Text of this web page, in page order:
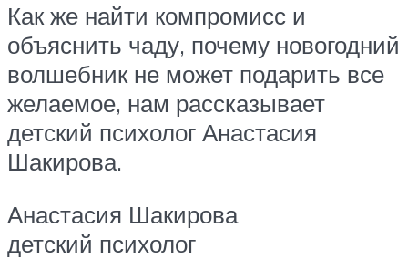
Как же найти компромисс и
объяснить чаду, почему новогодний
волшебник не может подарить все
желаемое, нам рассказывает
детский психолог Анастасия
Шакирова.
Анастасия Шакирова
детский психолог